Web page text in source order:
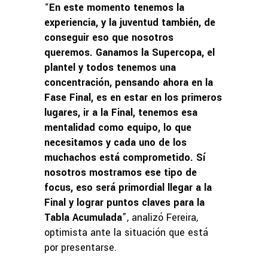
“En este momento tenemos la
experiencia, y la juventud también, de
conseguir eso que nosotros
queremos. Ganamos la Supercopa, el
plantel y todos tenemos una
concentración, pensando ahora en la
Fase Final, es en estar en los primeros
lugares, ir a la Final, tenemos esa
mentalidad como equipo, lo que
necesitamos y cada uno de los
muchachos está comprometido. Sí
nosotros mostramos ese tipo de
focus, eso será primordial llegar a la
Final y lograr puntos claves para la
Tabla Acumulada”, analizó Fereira,
optimista ante la situación que está
por presentarse.